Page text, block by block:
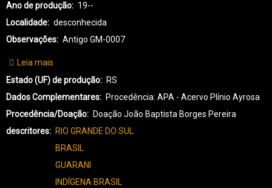
Ano de produção
19--
Localidade
desconhecida
Observações
Antigo GM-0007
Leia mais
GI-
GUARANI-
0040
Estado (UF) de produção
RS
Dados Complementares
Procedência: APA - Acervo Plínio Ayrosa
Procedência/Doação
Doação João Baptista Borges Pereira
descritores
RIO GRANDE DO SUL
BRASIL
GUARANI
INDÍGENA BRASIL